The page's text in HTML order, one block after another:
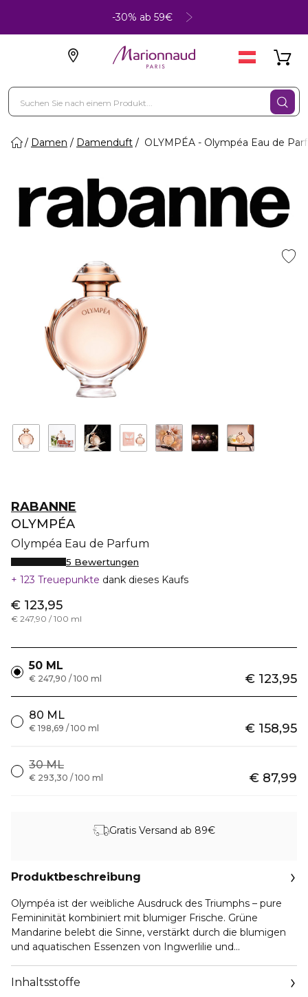
-30% ab 59€
Damen Damenduft OLYMPÉA - Olympéa Eau de
RABANNE
OLYMPÉA
Olympéa Eau de Parfum
5 Bewertungen
123 Treuepunkte dank dieses Kaufs
€ 123,95
€ 247,90 / 100 ml
50 ML
€ 123,95
€ 247,90 / 100 ml
80 ML
€ 158,95
€ 198,69 / 100 ml
30 ML
€ 87,99
€ 293,30 / 100 ml
Gratis Versand ab 89€
Produktbeschreibung
Olympéa ist der weibliche Ausdruck des Triumphs – pure
Femininität kombiniert mit blumiger Frische. Grüne
Mandarine belebt die Sinne, verstärkt durch die blumigen
und aquatischen Essenzen von Ingwerlilie und
salziger Vanille hat eine betörende Anziehungskraft. Er ist
während des gesamten Duftverlaufs wahrzunehmen und
Inhaltsstoffe